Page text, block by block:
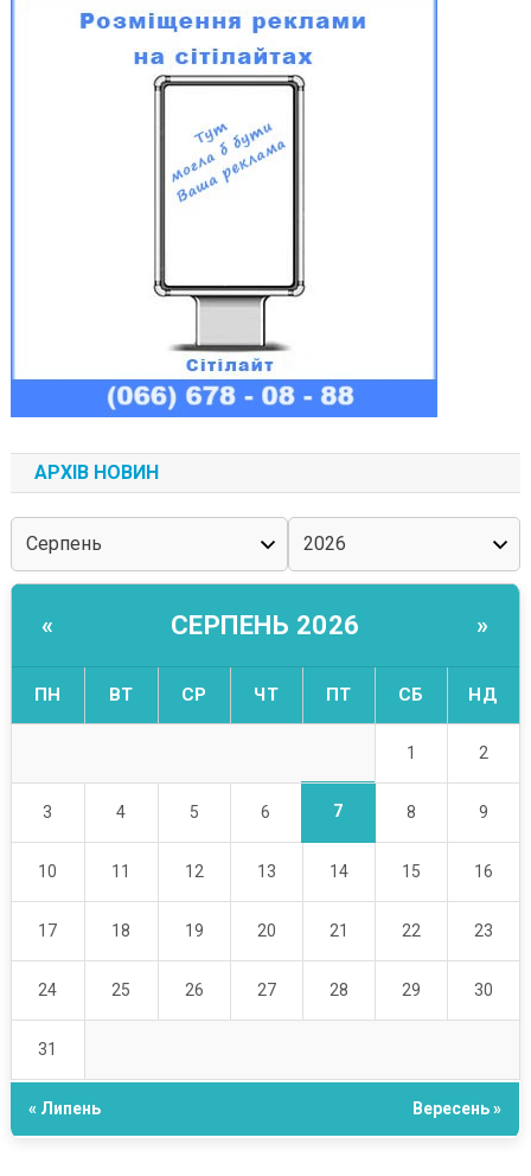
АРХІВ НОВИН
« СЕРПЕНЬ 2026 »
ПН ВТ СР ЧТ ПТ СБ НД
1 2
3 4 5 6 7 8 9
10 11 12 13 14 15 16
17 18 19 20 21 22 23
24 25 26 27 28 29 30
31
« Липень Вересень »